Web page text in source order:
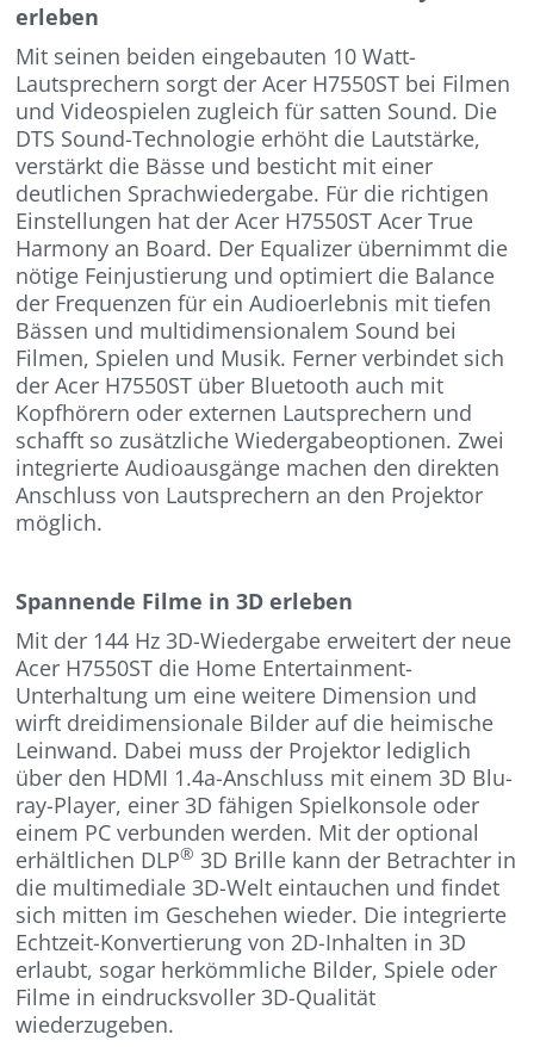
erleben
Mit seinen beiden eingebauten 10 Watt-
Lautsprechern sorgt der Acer H7550ST bei Filmen
und Videospielen zugleich für satten Sound. Die
DTS Sound-Technologie erhöht die Lautstärke,
verstärkt die Bässe und besticht mit einer
deutlichen Sprachwiedergabe. Für die richtigen
Einstellungen hat der Acer H7550ST Acer True
Harmony an Board. Der Equalizer übernimmt die
nötige Feinjustierung und optimiert die Balance
der Frequenzen für ein Audioerlebnis mit tiefen
Bässen und multidimensionalem Sound bei
Filmen, Spielen und Musik. Ferner verbindet sich
der Acer H7550ST über Bluetooth auch mit
Kopfhörern oder externen Lautsprechern und
schafft so zusätzliche Wiedergabeoptionen. Zwei
integrierte Audioausgänge machen den direkten
Anschluss von Lautsprechern an den Projektor
möglich.
Spannende Filme in 3D erleben
Mit der 144 Hz 3D-Wiedergabe erweitert der neue
Acer H7550ST die Home Entertainment-
Unterhaltung um eine weitere Dimension und
wirft dreidimensionale Bilder auf die heimische
Leinwand. Dabei muss der Projektor lediglich
über den HDMI 1.4a-Anschluss mit einem 3D Blu-
ray-Player, einer 3D fähigen Spielkonsole oder
einem PC verbunden werden. Mit der optional
erhältlichen DLP® 3D Brille kann der Betrachter in
die multimediale 3D-Welt eintauchen und findet
sich mitten im Geschehen wieder. Die integrierte
Echtzeit-Konvertierung von 2D-Inhalten in 3D
erlaubt, sogar herkömmliche Bilder, Spiele oder
Filme in eindrucksvoller 3D-Qualität
wiederzugeben.